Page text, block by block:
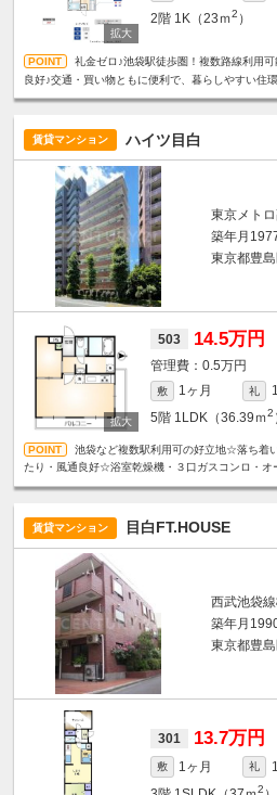
2階 1K（23ｍ2 ）
礼金ゼロ♪池袋駅徒歩圏！複数路線利用
良好♪交通・買い物ともに便利で、暮らしやすい住
賃貸マンション ハイツ目白
東京メト
築年月
東京都豊
503 14.5万円
0.5万円
敷 1ヶ月 礼
5階 1LDK（36.39ｍ2
池袋など複数駅利用可の好立地☆落ち
たり・風通良好☆浴室乾燥機・３口ガスコンロ・オ
賃貸マンション 目白FT.HOUSE
西武池袋線
築年月
東京都豊
301 13.7万円
敷 1ヶ月 礼
2